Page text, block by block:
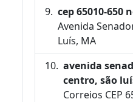
cep 65010-650
Avenida
Luís, MA
avenida
centro, são
Correios CEP